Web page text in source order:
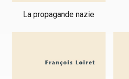
La propagande nazie